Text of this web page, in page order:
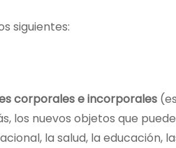
siguientes:
corporales e incorporales
los nuevos objetos que
la salud, la educación,